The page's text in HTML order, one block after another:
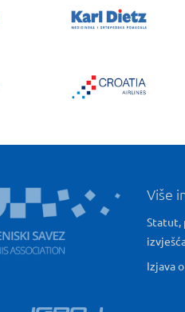
Više
Statut,
Izjava